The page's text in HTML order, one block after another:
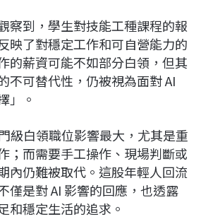
察到，學生對技能工種課程的報
映了對穩定工作和可自營能力的
的薪資可能不如部分白領，但其
不可替代性，仍被視為面對 AI
」。
級白領職位影響最大，尤其是重
；而需要手工操作、現場判斷或
內仍難被取代。這股年輕人回流
僅是對 AI 影響的回應，也透露
和穩定生活的追求。